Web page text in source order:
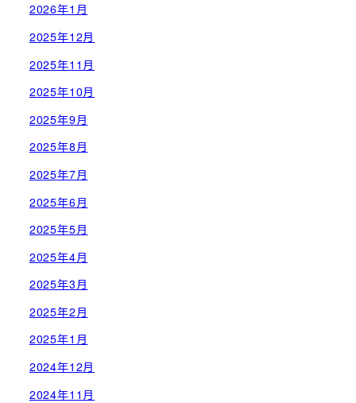
2026年1月
2025年12月
2025年11月
2025年10月
2025年9月
2025年8月
2025年7月
2025年6月
2025年5月
2025年4月
2025年3月
2025年2月
2025年1月
2024年12月
2024年11月